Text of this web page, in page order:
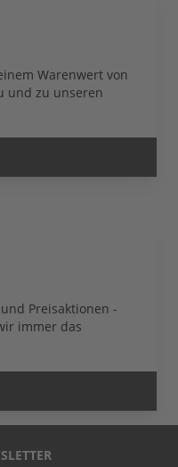
Warenwert von
und zu unseren
Preisaktionen -
immer das